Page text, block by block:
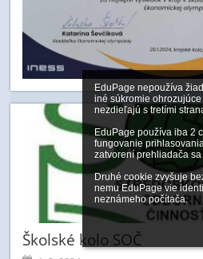
EduPage nepoužíva
iné súkromie
nezdieľajú s tretími
EduPage používa iba 2
fungovanie
zatvorení prehliadača
Druhé cookie zvyšuje
nemu EduPage vie
neznámeho počítača.
Školské kolo SOČ